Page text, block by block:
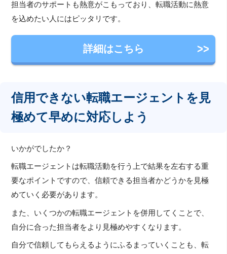
担当者のサポートも熱意がこもっており、転職活動に熱意
を込めたい人にはピッタリです。
詳細はこちら
信用できない転職エージェントを見
極めて早めに対応しよう
いかがでしたか？
転職エージェントは転職活動を行う上で結果を左右する重
要なポイントですので、信頼できる担当者かどうかを見極
めていく必要があります。
また、いくつかの転職エージェントを併用してくことで、
自分に合った担当者をより見極めやすくなります。
自分で信頼してもらえるようにふるまっていくことも、転